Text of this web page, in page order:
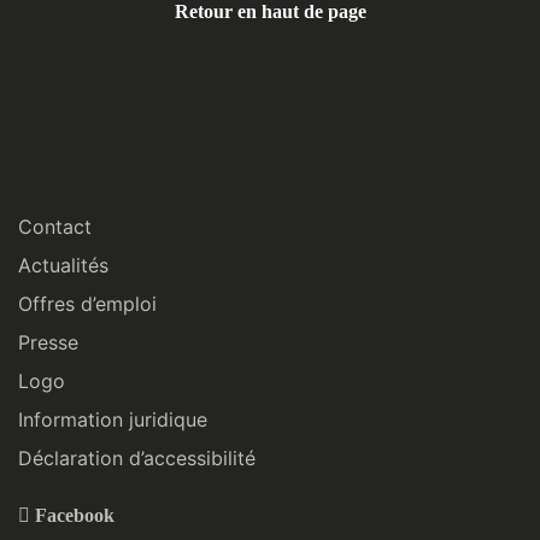
Retour en haut de page
Contact
Actualités
Offres d’emploi
Presse
Logo
Information juridique
Déclaration d’accessibilité
Facebook